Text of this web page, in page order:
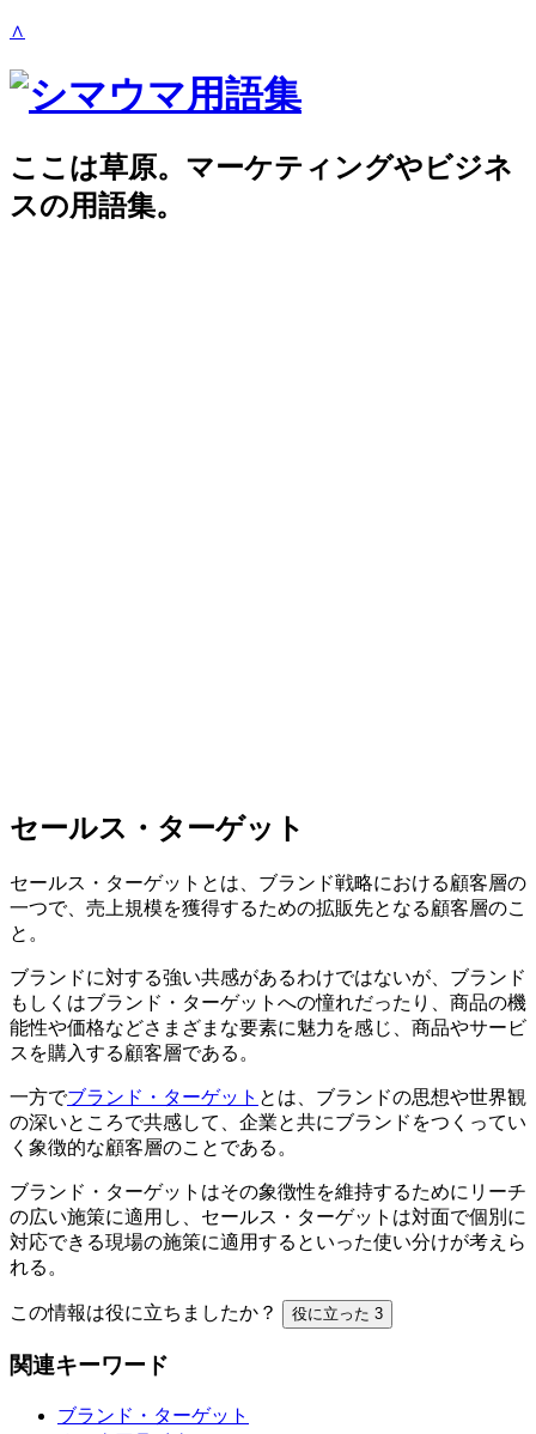
∧
ここは草原。マーケティングやビジネ
スの用語集。
セールス・ターゲット
セールス・ターゲットとは、ブランド戦略における顧客層の
一つで、売上規模を獲得するための拡販先となる顧客層のこ
と。
ブランドに対する強い共感があるわけではないが、ブランド
もしくはブランド・ターゲットへの憧れだったり、商品の機
能性や価格などさまざまな要素に魅力を感じ、商品やサービ
スを購入する顧客層である。
一方でブランド・ターゲット とは、ブランドの思想や世界観
の深いところで共感して、企業と共にブランドをつくってい
く象徴的な顧客層のことである。
ブランド・ターゲットはその象徴性を維持するためにリーチ
の広い施策に適用し、セールス・ターゲットは対面で個別に
対応できる現場の施策に適用するといった使い分けが考えら
れる。
この情報は役に立ちましたか？ 役に立った 3
関連キーワード
ブランド・ターゲット